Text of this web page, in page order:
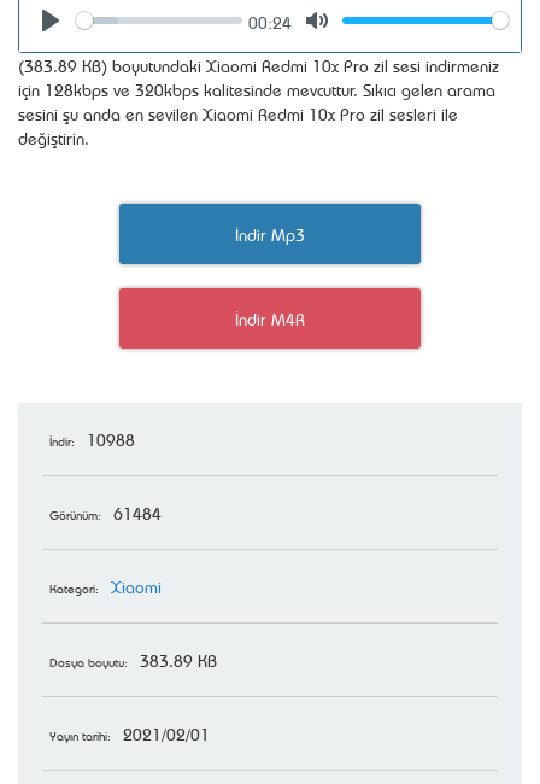
Seek
00:24
Volume
(383.89 KB) boyutundaki Xiaomi Redmi 10x Pro zil sesi indirmeniz
için 128kbps ve 320kbps kalitesinde mevcuttur. Sıkıcı gelen arama
sesini şu anda en sevilen Xiaomi Redmi 10x Pro zil sesleri ile
değiştirin.
İndir Mp3
İndir M4R
İndir: 10988
Görünüm: 61484
Kategori: Xiaomi
Dosya boyutu: 383.89 KB
Yayın tarihi: 2021/02/01